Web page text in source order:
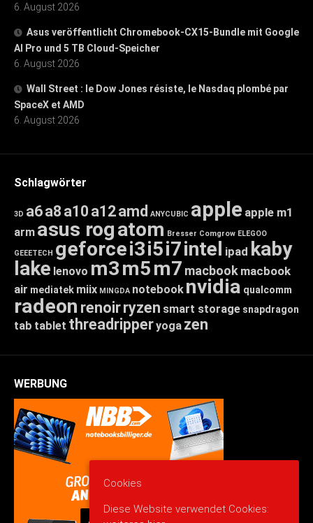
6. August 2026
Asus veröffentlicht Chromebook-CX15-Bundle mit Google
AI Pro und 5 TB Cloud-Speicher
6. August 2026
Wall Street : le Dow Jones résiste, le Nasdaq plombé par
SpaceX et AMD
6. August 2026
Schlagwörter
3D a6a8 a10 a12amd ANYCUBIC apple apple m1
arm asus rogatom Bresser Comgrow ELEGOO
GEEETECH geforcei3i5i7intel ipad kaby
lake lenovo m3m5m7 macbook macbook
air mediatek miix MINGDA notebook nvidia qualcomm
radeon renoirryzen smart storage snapdragon
tab tablet threadripperyoga zen
WERBUNG
Cookies
Diese Website verwendet Cookies: